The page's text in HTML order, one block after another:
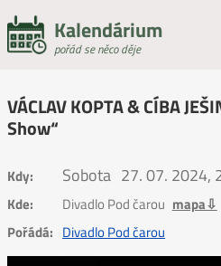
Kalendárium
pořád se něco děje
VÁCLAV KOPTA & CÍBA
Show“
Kdy: Sobota 27. 07. 2024,
Kde: Divadlo Pod čarou mapa⇩
Pořádá: Divadlo Pod čarou